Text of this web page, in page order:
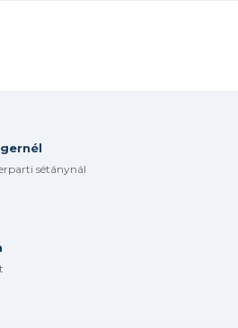
sétánynál